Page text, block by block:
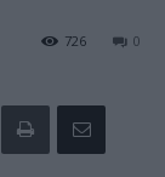
0
726